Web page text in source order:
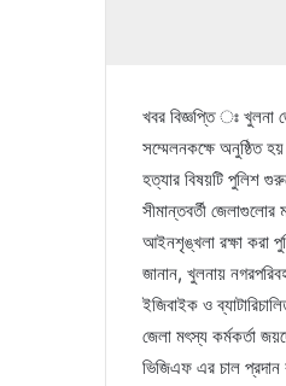
খবর বিজ্ঞপ্তি ঃ খুলনা
সম্মেলনকক্ষে অনুষ্ঠিত
হত্যার বিষয়টি পুলিশ
সীমান্তবর্তী
আইনশৃঙ্খলা রক্ষা করা
জানান, খুলনায়
ইজিবাইক ও
জেলা মৎস্য কর্মকর্তা
ভিজিএফ এর চাল